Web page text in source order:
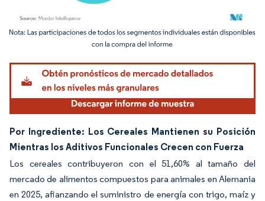
Imagen © Mordor Intelligence. El uso requiere atribución según CC BY 4.0.
Por Ingrediente: Los Cereales Mantienen su Posición
Mientras los Aditivos Funcionales Crecen con Fuerza
Los cereales contribuyeron con el 51,60% al tamaño del
mercado de alimentos compuestos para animales en Alemania
en 2025, afianzando el suministro de energía con trigo, maíz y